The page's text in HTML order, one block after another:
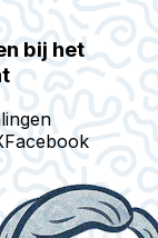
bij het
Facebook